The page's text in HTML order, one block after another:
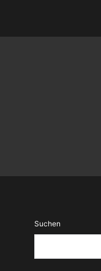
Suchen